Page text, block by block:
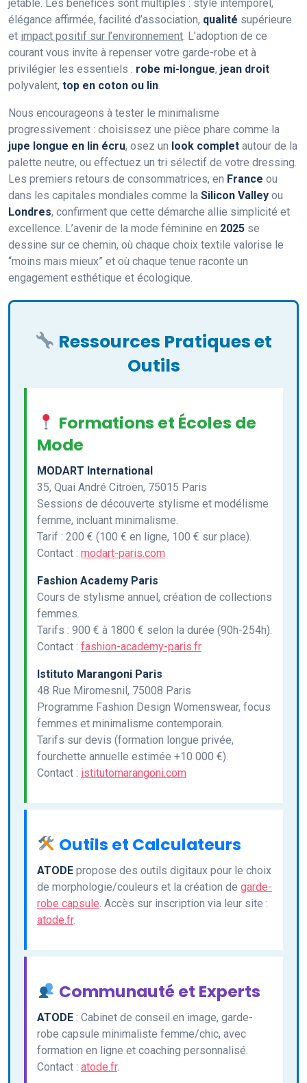
jetable. Les bénéfices sont multiples : style intemporel,
élégance affirmée, facilité d’association, qualité supérieure
et impact positif sur l’environnement . L’adoption de ce
courant vous invite à repenser votre garde-robe et à
privilégier les essentiels : robe mi-longue, jean droit
polyvalent, top en coton ou lin
Nous encourageons à tester le minimalisme
progressivement : choisissez une pièce phare comme la
jupe longue en lin écru, osez un look complet autour de la
palette neutre, ou effectuez un tri sélectif de votre dressing.
Les premiers retours de consommatrices, en France ou
dans les capitales mondiales comme la Silicon Valley ou
Londres, confirment que cette démarche allie simplicité et
excellence. L’avenir de la mode féminine en 2025 se
dessine sur ce chemin, où chaque choix textile valorise le
“moins mais mieux” et où chaque tenue raconte un
engagement esthétique et écologique.
Ressources Pratiques et
Outils
Formations et Écoles de
Mode
MODART International
35, Quai André Citroën, 75015 Paris
Sessions de découverte stylisme et modélisme
femme, incluant minimalisme.
Tarif : 200 € (100 € en ligne, 100 € sur place).
Contact : modart-paris.com
Fashion Academy Paris
Cours de stylisme annuel, création de collections
femmes.
Tarifs : 900 € à 1800 € selon la durée (90h-254h).
Contact : fashion-academy-paris.fr
Istituto Marangoni Paris
48 Rue Miromesnil, 75008 Paris
Programme Fashion Design Womenswear, focus
femmes et minimalisme contemporain.
Tarifs sur devis (formation longue privée,
fourchette annuelle estimée +10 000 €).
Contact : istitutomarangoni.com
Outils et Calculateurs
ATODE propose des outils digitaux pour le choix
de morphologie/couleurs et la création de garde-
robe capsule . Accès sur inscription via leur site :
atode.fr.
Communauté et Experts
ATODE : Cabinet de conseil en image, garde-
robe capsule minimaliste femme/chic, avec
formation en ligne et coaching personnalisé.
Contact : atode.fr.